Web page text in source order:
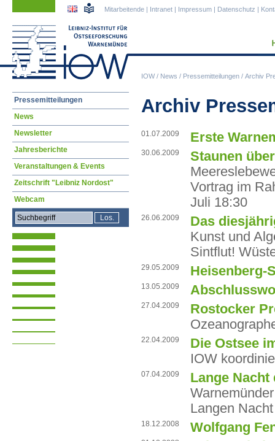
IOW/ News / Pressemitteilungen / Archiv
Mitarbeitende | Intranet | Impressum | Datenschutz |
Archiv
01.07.2009 Erste
30.06.2009
Staunen
Vortrag im
Juli 18:30
26.06.2009
Das
Kunst und
Sintflut!
29.05.2009 Heisenberg-
13.05.2009
27.04.2009
Rostocker
22.04.2009
Die Ostsee
IOW
07.04.2009
Lange Nacht
Langen
18.12.2008 Wolfgang
Navigation
Pressemitteilungen
News
Newsletter
Jahresberichte
Veranstaltungen & Events
Zeitschrift "Leibniz Nordost"
Webcam